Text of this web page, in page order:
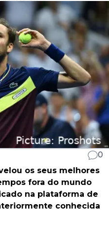
0
os seus melhores
fora do mundo
na plataforma de
conhecida